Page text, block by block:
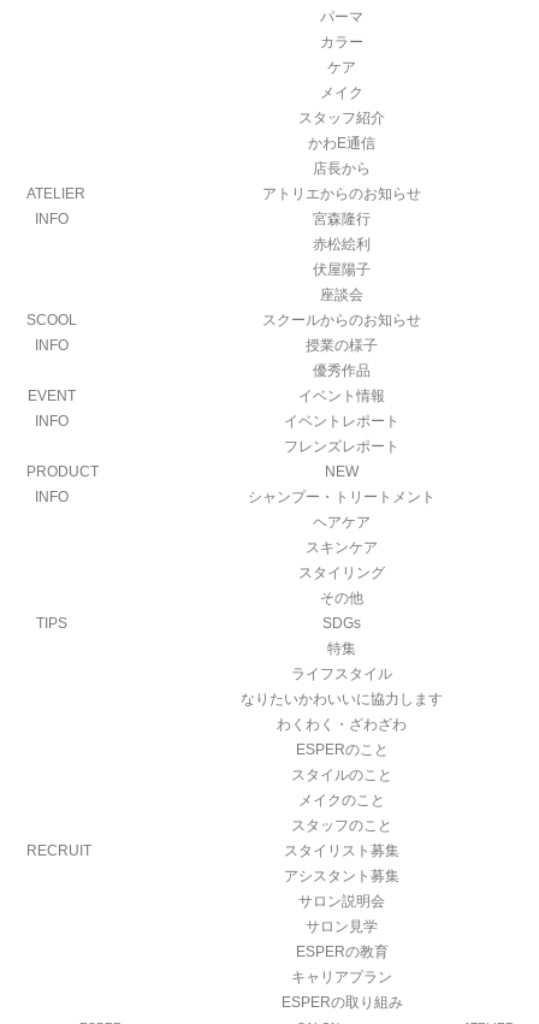
パーマ
カラー
ケア
メイク
スタッフ紹介
かわE通信
店長から
ATELIER
INFO
アトリエからのお知らせ
宮森隆行
赤松絵利
伏屋陽子
座談会
SCOOL
INFO
スクールからのお知らせ
授業の様子
優秀作品
EVENT
INFO
イベント情報
イベントレポート
フレンズレポート
PRODUCT
INFO
NEW
シャンプー・トリートメント
ヘアケア
スキンケア
スタイリング
その他
TIPS
SDGs
特集
ライフスタイル
なりたいかわいいに協力します
わくわく・ざわざわ
ESPERのこと
スタイルのこと
メイクのこと
スタッフのこと
RECRUIT
スタイリスト募集
アシスタント募集
サロン説明会
サロン見学
ESPERの教育
キャリアプラン
ESPERの取り組み